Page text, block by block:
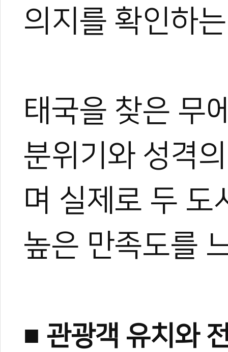
의지를 확인하
태국을 찾은 무
분위기와 성격
며 실제로 두 도
높은 만족도를
■ 관광객 유치와